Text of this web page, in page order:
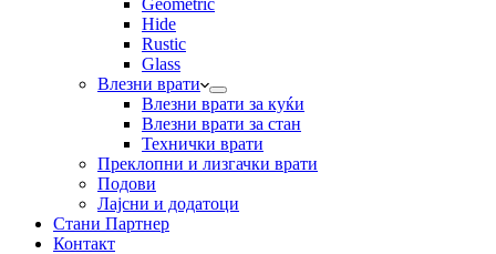
Geometric
Hide
Rustic
Glass
Влезни врати
Влезни врати за куќи
Влезни врати за стан
Технички врати
Преклопни и лизгачки врати
Подови
Лајсни и додатоци
Стани Партнер
Контакт